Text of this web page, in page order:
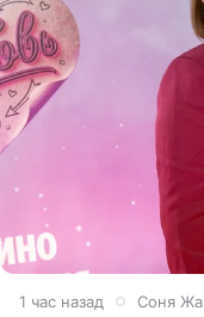
1 час назад Соня